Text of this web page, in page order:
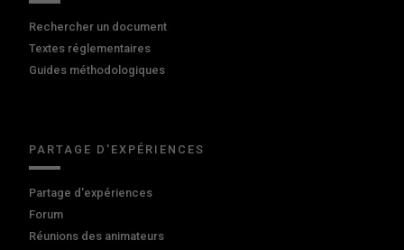
Rechercher un document
Textes réglementaires
Guides méthodologiques
PARTAGE D'EXPÉRIENCES
Partage d'expériences
Forum
Réunions des animateurs